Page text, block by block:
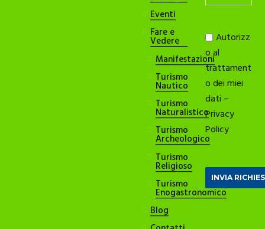
Eventi
Fare e
Vedere
Manifestazioni
Turismo
Nautico
Turismo
Naturalistico
Turismo
Archeologico
Turismo
Religioso
Turismo
Enogastronomico
Blog
Autorizz
o al
trattament
o dei miei
dati –
Privacy
Policy